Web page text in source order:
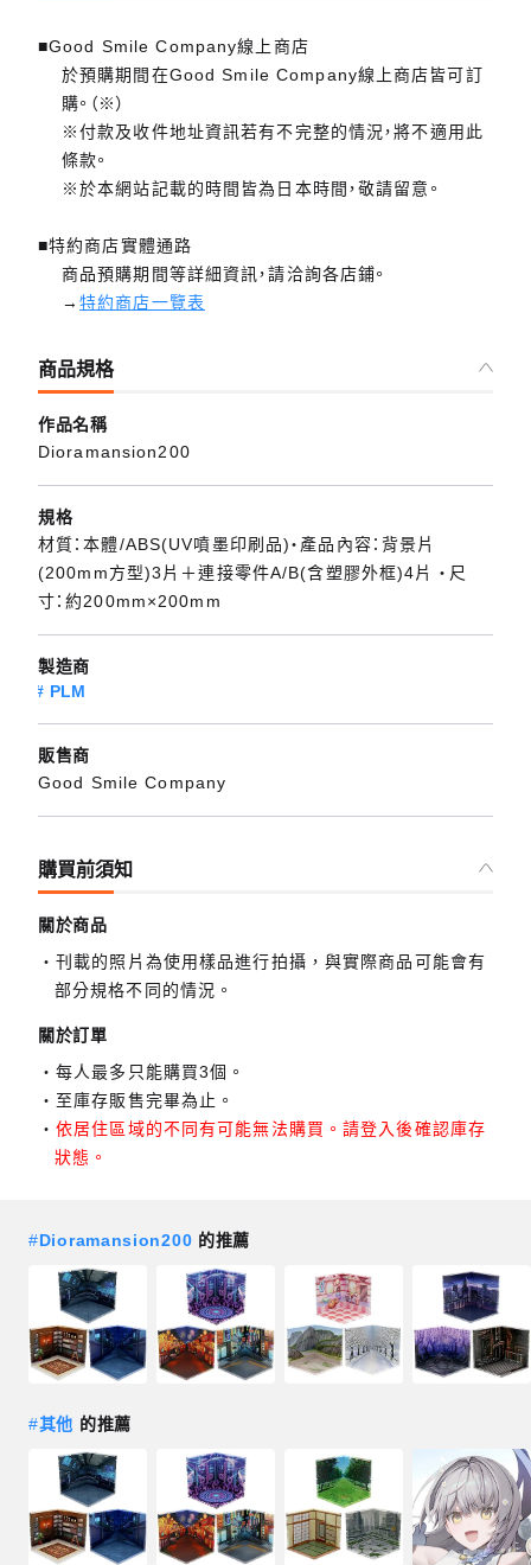
■Good Smile Company線上商店
於預購期間在Good Smile Company線上商店皆可訂
購。（※）
※付款及收件地址資訊若有不完整的情況，將不適用此
條款。
※於本網站記載的時間皆為日本時間，敬請留意。
■特約商店實體通路
商品預購期間等詳細資訊，請洽詢各店鋪。
→特約商店一覽表
商品規格
作品名稱
Dioramansion200
規格
材質：本體/ABS(UV噴墨印刷品)・產品內容：背景片
(200mm方型)3片＋連接零件A/B(含塑膠外框)4片 ・尺
寸：約200mm×200mm
製造商
PLM
販售商
Good Smile Company
購買前須知
關於商品
刊載的照片為使用樣品進行拍攝，與實際商品可能會有
部分規格不同的情況。
關於訂單
每人最多只能購買3個。
至庫存販售完畢為止。
依居住區域的不同有可能無法購買。請登入後確認庫存
狀態。
#Dioramansion200 的推薦
#其他 的推薦